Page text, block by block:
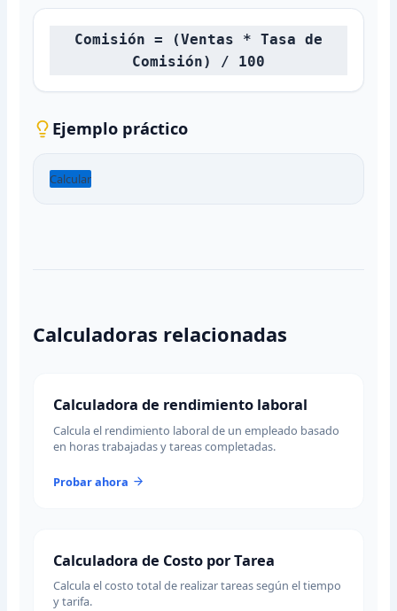
Comisión = (Ventas * Tasa de
Comisión) / 100
Ejemplo práctico
Calcular
Calculadoras relacionadas
Calculadora de rendimiento laboral
Calcula el rendimiento laboral de un empleado basado
en horas trabajadas y tareas completadas.
Probar ahora
Calculadora de Costo por Tarea
Calcula el costo total de realizar tareas según el tiempo
y tarifa.